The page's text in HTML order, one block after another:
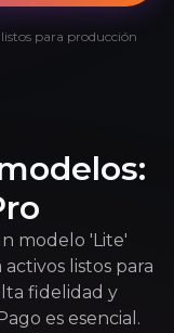
para producción
modelo 'Lite'
listos para
fidelidad y
es esencial.